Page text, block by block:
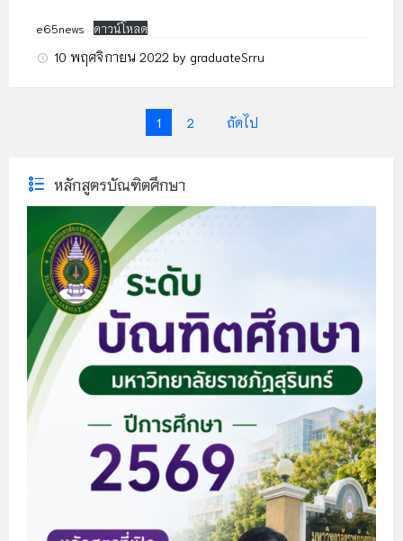
e65news ดาวน์โหลด
10 พฤศจิกายน 2022 by graduateSrru
1 2 ถัดไป
หลักสูตรบัณฑิตศึกษา